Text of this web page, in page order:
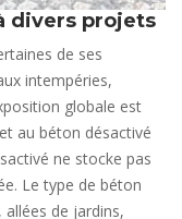
divers projets
de ses
intempéries,
globale est
au béton désactivé
ne stocke pas
Le type de béton
de jardins,